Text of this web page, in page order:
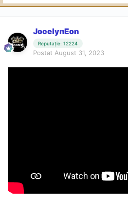
JocelynEon
Reputație: 12224
Postat August 31, 2023